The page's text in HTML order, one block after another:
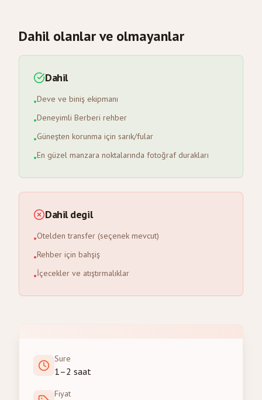
Dahil olanlar ve olmayanlar
Dahil
•Deve ve biniş ekipmanı
•Deneyimli Berberi rehber
•Güneşten korunma için sarık/fular
•En güzel manzara noktalarında fotoğraf durakları
Dahil degil
•Otelden transfer (seçenek mevcut)
•Rehber için bahşiş
•İçecekler ve atıştırmalıklar
Sure
1–2 saat
Fiyat